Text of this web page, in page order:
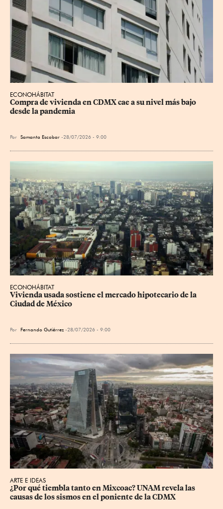
ECONOHÁBITAT
Compra de vivienda en CDMX cae a su nivel más bajo
desde la pandemia
Por Samanta Escobar 28/07/2026 - 9:00
ECONOHÁBITAT
Vivienda usada sostiene el mercado hipotecario de la
Ciudad de México
Por Fernando Gutiérrez 28/07/2026 - 9:00
ARTE E IDEAS
¿Por qué tiembla tanto en Mixcoac? UNAM revela las
causas de los sismos en el poniente de la CDMX